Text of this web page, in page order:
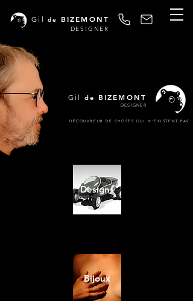
Gil de BIZEMONT
DESIGNER
Gil de BIZEMONT
DESIGNER
DÉCOUVREUR DE CHOSES QUI N'EXISTENT PAS
Designs
Bijoux